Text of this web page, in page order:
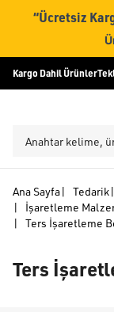
“Ücretsiz
Kargo Dahil Ürünler
Ana Sayfa| Tedarik|
|
İşaretleme
|
Ters İşaretleme
Ters